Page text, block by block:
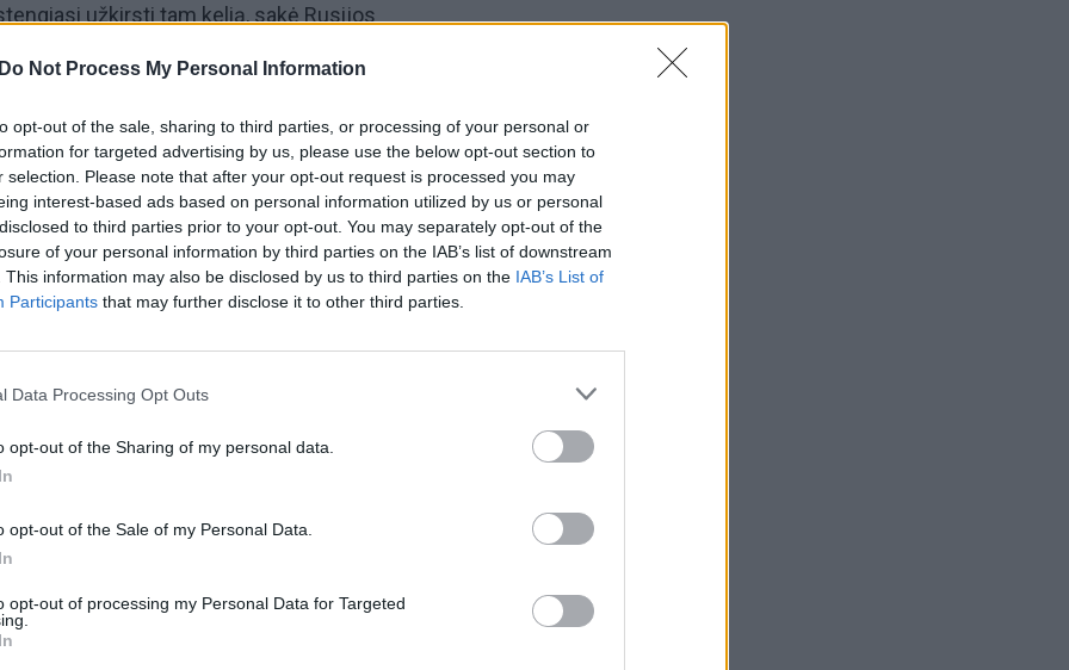
Do Not Process My Personal Information
opt-out of the sale, sharing to third parties, or processing of your personal or
for targeted advertising by us, please use the below opt-out section to
selection. Please note that after your opt-out request is processed you may
interest-based ads based on personal information utilized by us or personal
to third parties prior to your opt-out. You may separately opt-out of the
of your personal information by third parties on the IAB’s list of downstream
This information may also be disclosed by us to third parties on the IAB’s List of
Participants that may further disclose it to other third parties.
Data Processing Opt Outs
opt-out of the Sharing of my personal data.
opt-out of the Sale of my Personal Data.
opt-out of processing my Personal Data for Targeted
užkirsti tam kelią, sakė Rusijos
Vytautas Mitalasįvertino J. Prigožino
tai turi Lietuvos saugumui. Plačiau apie tai
sekmadienį 16:30 val. ir 21:30 val. per „Lietuvos
Vytautas Mitalas Mindaugas Lingė
–